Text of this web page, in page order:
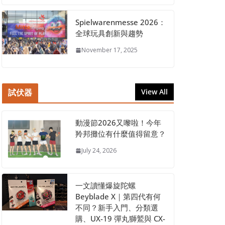
Spielwarenmesse 2026：
全球玩具創新與趨勢
November 17, 2025
試伏器 View All
動漫節2026又嚟啦！今年
羚邦攤位有什麼值得留意？
July 24, 2026
一文讀懂爆旋陀螺
Beyblade X｜第四代有何
不同？新手入門、分類選
購、UX-19 彈丸獅鷲與 CX-